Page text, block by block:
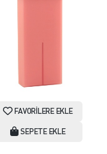
FAVORILERE EKLE
SEPETE EKLE